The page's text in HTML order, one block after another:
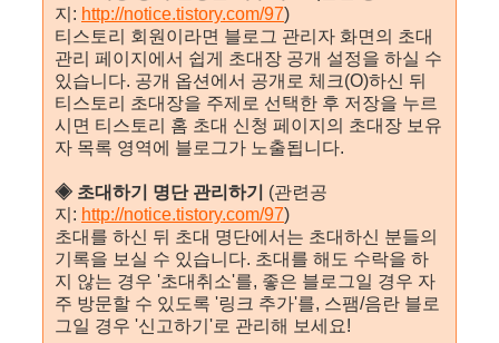
지: http://notice.tistory.com/97)
티스토리 회원이라면 블로그 관리자 화면의 초대
관리 페이지에서 쉽게 초대장 공개 설정을 하실 수
있습니다. 공개 옵션에서 공개로 체크(O)하신 뒤
티스토리 초대장을 주제로 선택한 후 저장을 누르
시면 티스토리 홈 초대 신청 페이지의 초대장 보유
자 목록 영역에 블로그가 노출됩니다.
◈ 초대하기 명단 관리하기
(관련공
지: http://notice.tistory.com/97)
초대를 하신 뒤 초대 명단에서는 초대하신 분들의
기록을 보실 수 있습니다. 초대를 해도 수락을 하
지 않는 경우 '초대취소'를, 좋은 블로그일 경우 자
주 방문할 수 있도록 '링크 추가'를, 스팸/음란 블로
그일 경우 '신고하기'로 관리해 보세요!